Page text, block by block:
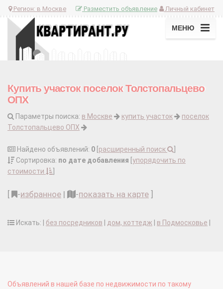
Регион: в Москве Личный кабинет
Разместить объявление
МЕНЮ
Купить участок поселок Толстопальцево
ОПХ
Параметры поиска: в Москве купить участок
поселок
Толстопальцево ОПХ
Найдено объявлений: 0 расширенный поиск
Сортировка: по дате добавления упорядочить по
стоимости
-избранное | -показать на карте
Искать: | без посредников дом, коттедж в Подмосковье
Объявлений в нашей базе по недвижимости по такому